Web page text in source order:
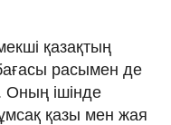
қазақтың
расымен де
Оның ішінде
қазы мен жая